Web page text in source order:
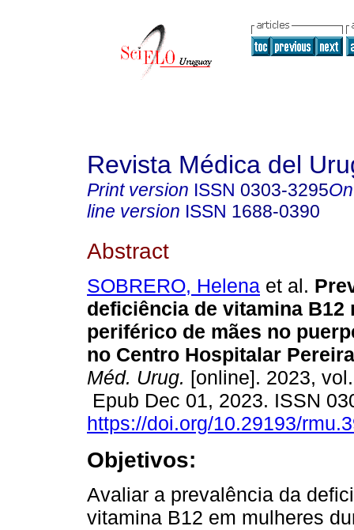
Revista Médica del
Print version ISSN 0303-3295
line version ISSN 1688-0390
Abstract
SOBRERO, Helena et al.
deficiência de vitamina B12
periférico de mães no
no Centro Hospitalar
Méd. Urug. [online]. 2023,
Epub Dec 01, 2023. ISSN
https://doi.org/10.29193/
Objetivos:
Avaliar a prevalência da
vitamina B12 em mulheres